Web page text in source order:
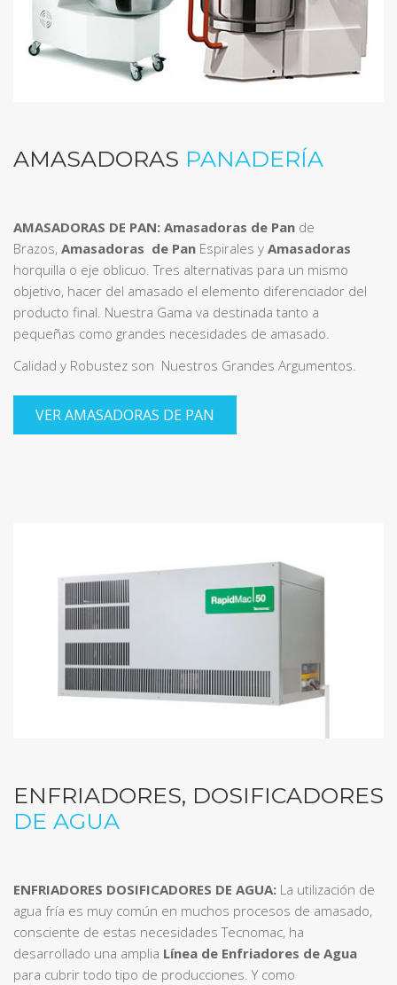
AMASADORAS PANADERÍA
AMASADORAS DE PAN: Amasadoras de Pan de
Brazos, Amasadoras de Pan Espirales y Amasadoras
horquilla o eje oblicuo. Tres alternativas para un mismo
objetivo, hacer del amasado el elemento diferenciador del
producto final. Nuestra Gama va destinada tanto a
pequeñas como grandes necesidades de amasado.
Calidad y Robustez son Nuestros Grandes Argumentos.
VER AMASADORAS DE PAN
ENFRIADORES, DOSIFICADORES
DE AGUA
ENFRIADORES DOSIFICADORES DE AGUA: La utilización de
agua fría es muy común en muchos procesos de amasado,
consciente de estas necesidades Tecnomac, ha
desarrollado una amplia Línea de Enfriadores de Agua
para cubrir todo tipo de producciones. Y como